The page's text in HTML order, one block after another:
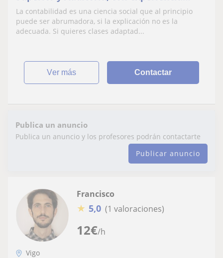
profesional en el sector, y en la docencia
La contabilidad es una ciencia social que al principio
puede ser abrumadora, si la explicación no es la
adecuada. Si quieres clases adaptad...
ver más Contactar
Publica un anuncio
Publica un anuncio y los profesores podrán contactarte
Publicar anuncio
12€/h
Francisco
★ 5,0 (1 valoraciones)
Vigo